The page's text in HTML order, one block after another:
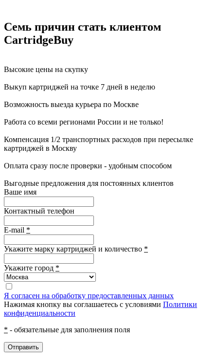
Семь причин стать клиентом
CartridgeBuy
Высокие цены на скупку
Выкуп картриджей на точке 7 дней в неделю
Возможность выезда курьера по Москве
Работа со всеми регионами России и не только!
Компенсация 1/2 транспортных расходов при пересылке
картриджей в Москву
Оплата сразу после проверки - удобным способом
Выгодные предложения для постоянных клиентов
Ваше имя
Контактный телефон
E-mail *
Укажите марку картриджей и количество *
Укажите город *
Я согласен на обработку предоставленных данных
Нажимая кнопку вы соглашаетесь с условиями Политики
конфиденциальности
* - обязательные для заполнения поля
Отправить